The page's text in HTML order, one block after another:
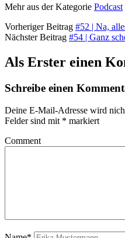
Mehr aus der Kategorie Podcast
Vorheriger Beitrag #52 | Na,
Nächster Beitrag #54 | Ganz
Als Erster einen
Schreibe einen
Deine E-Mail-Adresse wird
Felder sind mit * markiert
Comment